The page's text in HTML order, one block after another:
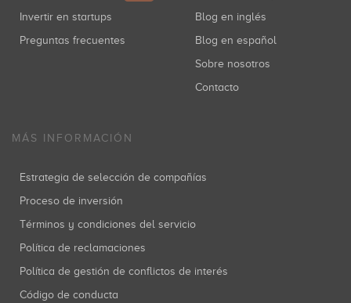
Invertir en startups
Preguntas frecuentes
Blog en inglés
Blog en español
Sobre nosotros
Contacto
MÁS INFORMACIÓN
Estrategia de selección de compañías
Proceso de inversión
Términos y condiciones del servicio
Política de reclamaciones
Política de gestión de conflictos de interés
Código de conducta